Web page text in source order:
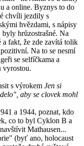
a online. Byznys to do
chvíli jezdily s
hvězdami, s nápisy
hrůzostrašné. Na
a fakt, že zde zavítá tolik
Na to se nesmí
se selfíčkama a
vyrostou.
s výrokem Jen si
aby se clovek mohl
a 1944, poznat, kdo
co to byl Cyklon B a
Mathausen...
(byť ano, holocaust